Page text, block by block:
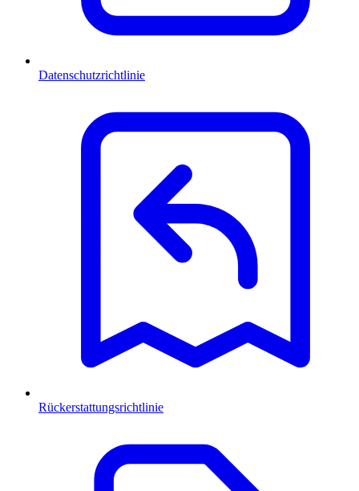
Datenschutzrichtlinie
Rückerstattungsrichtlinie